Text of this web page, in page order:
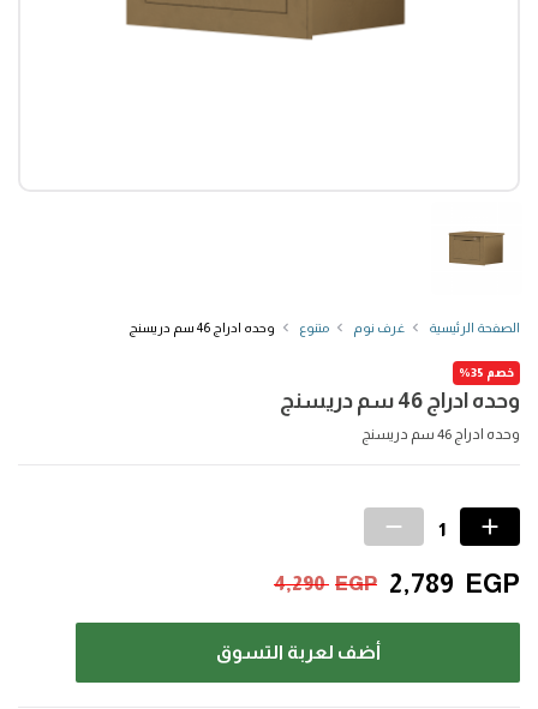
الصفحة الرئيسية غرف نوم متنوع وحده ادراج 46 سم دريسنج
وحده ادراج 46 سم دريسنج
خصم 35%
وحده ادراج 46 سم دريسنج
4,290 EGP 2,789 EGP
أضف لعربة التسوق